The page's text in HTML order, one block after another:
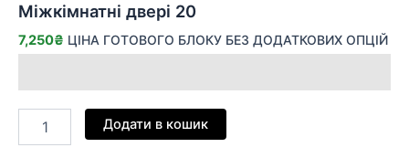
Міжкімнатні двері 20
7,250₴ ЦІНА ГОТОВОГО БЛОКУ БЕЗ ДОДАТКОВИХ ОПЦІЙ
Додати в кошик